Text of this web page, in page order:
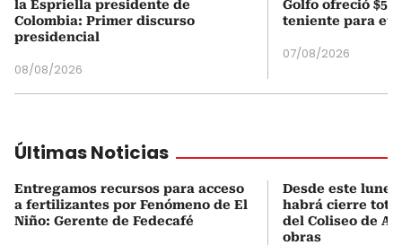
la Espriella presidente de
Colombia: Primer discurso
presidencial
08/08/2026
Golfo ofreció
teniente para
07/08/2026
Últimas Noticias
Entregamos recursos para acceso
a fertilizantes por Fenómeno de El
Niño: Gerente de Fedecafé
Desde este lunes
habrá cierre
del Coliseo de
obras